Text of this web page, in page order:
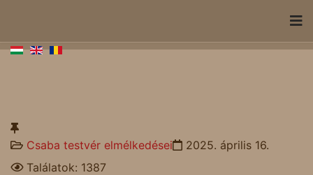
Csaba testvér elmélkedései
2025. április 16.
Találatok: 1387